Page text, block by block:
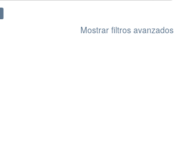
Mostrar filtros avanzados